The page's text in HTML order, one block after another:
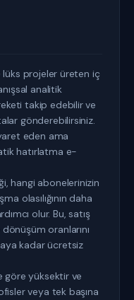
lüks projeler üreten iç
analitik
takip edebilir ve
gönderebilirsiniz.
eden ama
hatırlatma e-
hangi abonelerinizin
olasılığının daha
olur. Bu, satış
oranlarını
kadar ücretsiz
göre yüksektir ve
veya tek başına